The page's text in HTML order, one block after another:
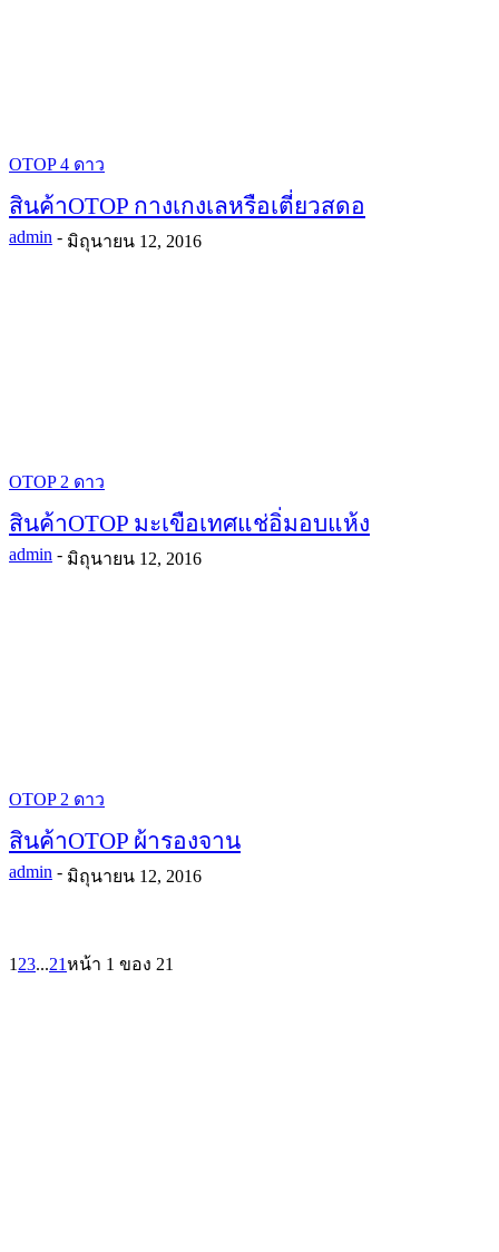
OTOP 4 ดาว
สินค้าOTOP กางเกงเลหรือเตี่ยวสดอ
admin - มิถุนายน 12, 2016
OTOP 2 ดาว
สินค้าOTOP มะเขือเทศแช่อิ่มอบแห้ง
admin - มิถุนายน 12, 2016
OTOP 2 ดาว
สินค้าOTOP ผ้ารองจาน
admin - มิถุนายน 12, 2016
1 23...21หน้า 1 ของ 21